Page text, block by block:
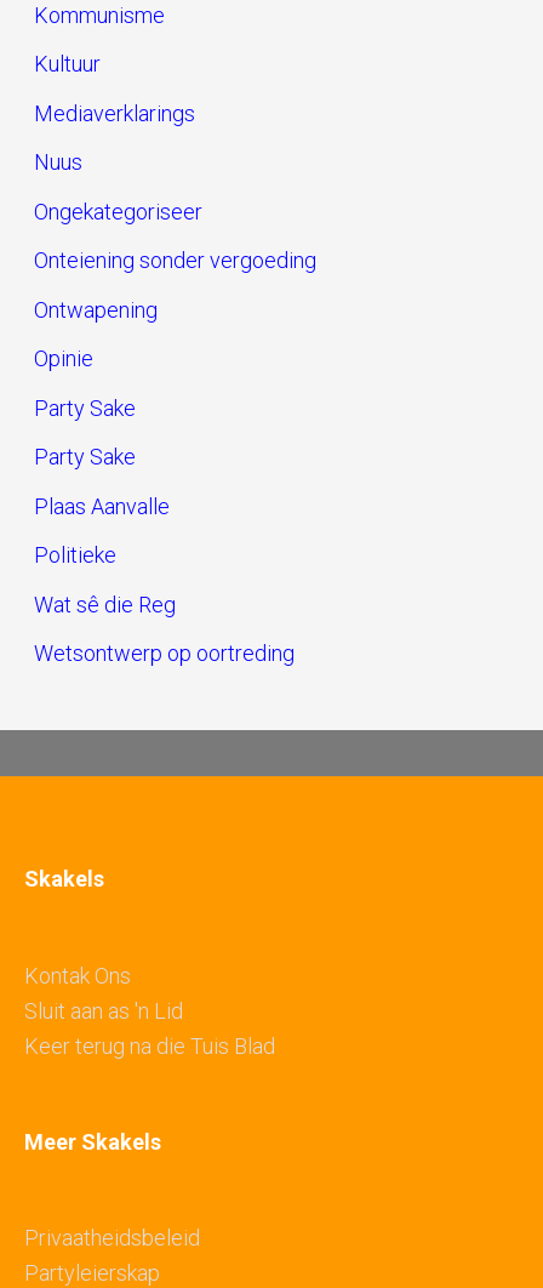
Kommunisme
Kultuur
Mediaverklarings
Nuus
Ongekategoriseer
Onteiening sonder vergoeding
Ontwapening
Opinie
Party Sake
Party Sake
Plaas Aanvalle
Politieke
Wat sê die Reg
Wetsontwerp op oortreding
Skakels
Kontak Ons
Sluit aan as 'n Lid
Keer terug na die Tuis Blad
Meer Skakels
Privaatheidsbeleid
Partyleierskap